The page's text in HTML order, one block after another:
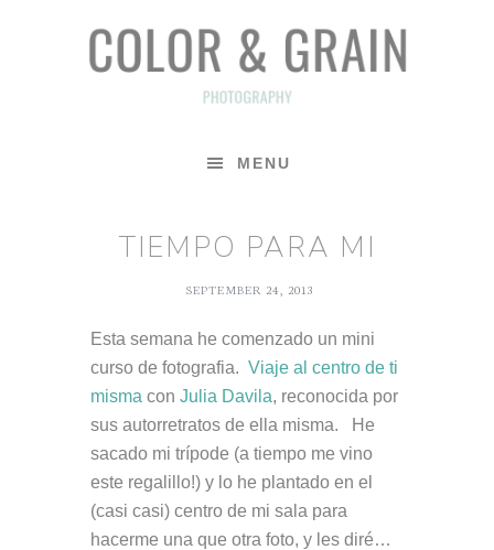
MENU
TIEMPO PARA MI
SEPTEMBER 24, 2013
Esta semana he comenzado un mini
curso de fotografia.Viaje al centro de ti
misma conJulia Davila, reconocida por
sus autorretratos de ella misma. He
sacado mi trípode (a tiempo me vino
este regalillo!) y lo he plantado en el
(casi casi) centro de mi sala para
hacerme una que otra foto, y les diré…